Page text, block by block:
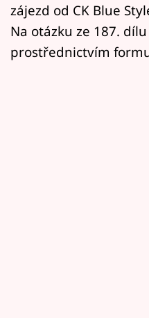
Sledujte nás
zájezd od CK Blue
Na otázku ze 187.
prostřednictvím